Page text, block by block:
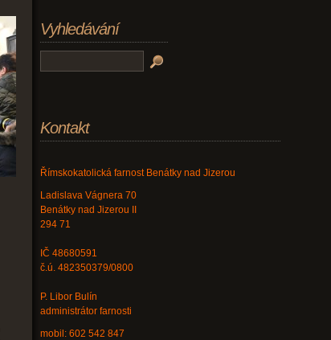
Vyhledávání
Kontakt
Římskokatolická farnost Benátky nad Jizerou
Ladislava Vágnera 70
Benátky nad Jizerou II
294 71
IČ 48680591
č.ú. 482350379/0800
P. Libor Bulín
administrátor farnosti
mobil: 602 542 847